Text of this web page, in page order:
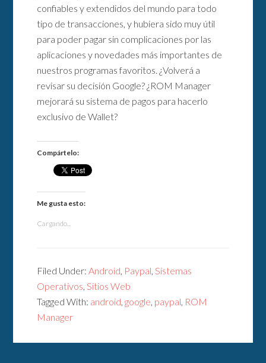
confiables y extendidos del mundo para todo
tipo de transacciones, y hubiera sido muy útil
para poder pagar sin complicaciones por las
aplicaciones y novedades más importantes de
nuestros programas favoritos. ¿Volverá a
revisar su decisión Google? ¿ROM Manager
mejorará su sistema de pagos para hacerlo
exclusivo de Wallet?
Compártelo:
Me gusta esto:
Cargando...
Filed Under:Android, Paypal,Sistemas
Operativos,Sitios Web
Tagged With: android,google, paypal, ROM
Manager